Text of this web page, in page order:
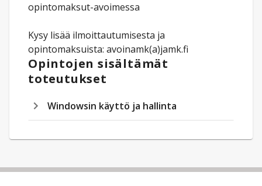
opintomaksut-avoimessa
Kysy lisää ilmoittautumisesta ja
opintomaksuista: avoinamk(a)jamk.fi
Opintojen sisältämät
toteutukset
Windowsin käyttö ja hallinta